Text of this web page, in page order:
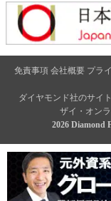
免責事項 会社概要 プラ
ダイヤモンド社のサイト
ザイ・オン
2026 Diamond